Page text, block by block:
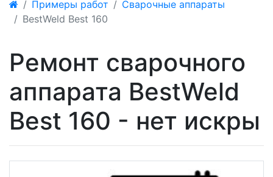
Примеры работ
Сварочные аппараты
BestWeld Best 160
Ремонт сварочного
аппарата BestWeld
Best 160 - нет искры